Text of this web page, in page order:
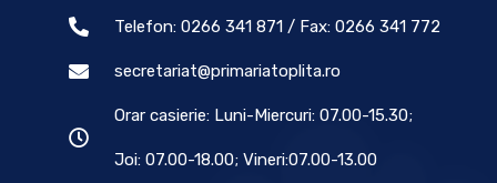
Telefon: 0266 341 871 / Fax: 0266 341 772
secretariat@primariatoplita.ro
Orar casierie: Luni-Miercuri: 07.00-15.30;
Joi: 07.00-18.00; Vineri:07.00-13.00